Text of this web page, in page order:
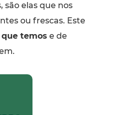
são elas que nos
ou frescas. Este
temos e de